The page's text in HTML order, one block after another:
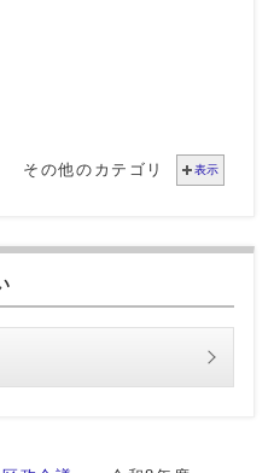
その他のカテゴリ 表示